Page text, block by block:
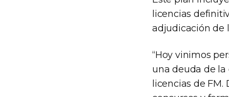
licencias
adjudicación de
“Hoy vinimos
una deuda de
licencias de